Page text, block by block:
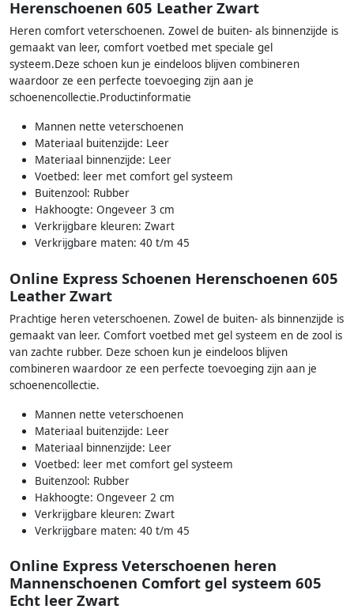
Herenschoenen 605 Leather Zwart
Heren comfort veterschoenen. Zowel de buiten- als binnenzijde is
gemaakt van leer, comfort voetbed met speciale gel
systeem.Deze schoen kun je eindeloos blijven combineren
waardoor ze een perfecte toevoeging zijn aan je
schoenencollectie.Productinformatie
Mannen nette veterschoenen
Materiaal buitenzijde: Leer
Materiaal binnenzijde: Leer
Voetbed: leer met comfort gel systeem
Buitenzool: Rubber
Hakhoogte: Ongeveer 3 cm
Verkrijgbare kleuren: Zwart
Verkrijgbare maten: 40 t/m 45
Online Express Schoenen Herenschoenen 605
Leather Zwart
Prachtige heren veterschoenen. Zowel de buiten- als binnenzijde is
gemaakt van leer. Comfort voetbed met gel systeem en de zool is
van zachte rubber. Deze schoen kun je eindeloos blijven
combineren waardoor ze een perfecte toevoeging zijn aan je
schoenencollectie.
Mannen nette veterschoenen
Materiaal buitenzijde: Leer
Materiaal binnenzijde: Leer
Voetbed: leer met comfort gel systeem
Buitenzool: Rubber
Hakhoogte: Ongeveer 2 cm
Verkrijgbare kleuren: Zwart
Verkrijgbare maten: 40 t/m 45
Online Express Veterschoenen heren
Mannenschoenen Comfort gel systeem 605
Echt leer Zwart